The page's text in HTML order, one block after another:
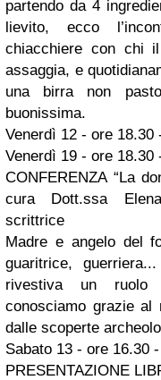
partendo da 4
lievito, ecco
chiacchiere con chi
assaggia, e
una birra non
buonissima.
Venerdì 12 - ore 18.30
Venerdì 19 - ore 18.30
CONFERENZA “La
cura Dott.ssa
scrittrice
Madre e angelo del
guaritrice,
rivestiva un ruolo
conosciamo grazie al
dalle scoperte
Sabato 13 - ore 16.30
PRESENTAZIONE